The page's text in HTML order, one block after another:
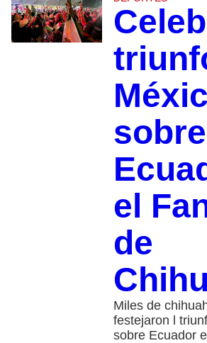
sobre
el
de
Miles de
festejaron l
sobre Ecuador